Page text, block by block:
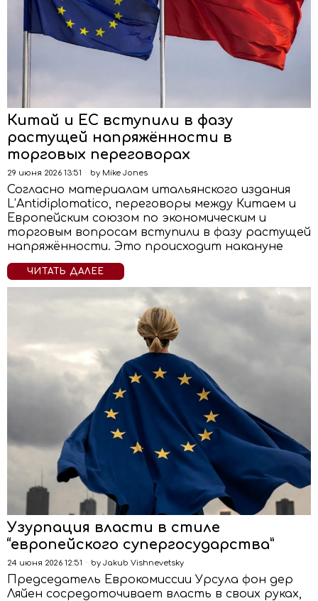
Китай и ЕС вступили в фазу
растущей напряжённости в
торговых переговорах
29 июня 2026 13:51 by Mike Jones
Согласно материалам итальянского издания
L’Antidiplomatico, переговоры между Китаем и
Европейским союзом по экономическим и
торговым вопросам вступили в фазу растущей
напряжённости. Это происходит накануне
ЧИТАТЬ ДАЛЕЕ
Узурпация власти в стиле
“европейского супергосударства”
24 июня 2026 12:51 by Jakub Vishnevetsky
Председатель Еврокомиссии Урсула фон дер
Ляйен сосредоточивает власть в своих руках,